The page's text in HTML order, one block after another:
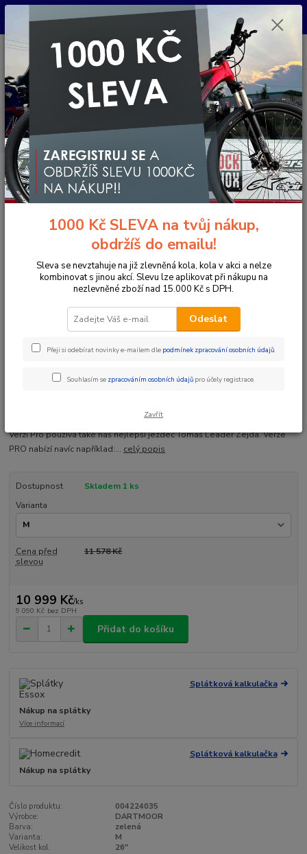
Pro nachystání kola / doplňků na prodejně si prosím zavolejte dopředu.
Menu
CZK
Hledat
+420 733 792 733
PO-PÁ 10:00-17:00 | SO: 9:00-12:00
Úvod Komponenty na kolo Rámy
MTB rámy pevné
DARTMOOR TWO6PLAYER PRO RÁM - GREEN OLIVE
DARTMOOR TWO6PLAYER PRO
RÁM - GREEN OLIVE
v současnosti pravděpodobně nejpopulárnější Alu rám této kategorie.
Verzi Pro používá také náš nejlepší jezdec Tomáš Leader Zejda. Verze
PRO nabízí navíc například:... celý popis
Dostupnost
Skladem 1 ks
Varianta
Cena před
slevou
11 578 Kč
10 999 Kč/ks
9 090 Kč bez DPH
Přidat do košíku
Splátková kalkulačka
Nákup na splátky
Více informací
Splátková kalkulačka
Nákup na splátky
Číslo produktu:
004224035
Výrobce:
DARTMOOR
Barva:
zelená
Varianta:
M
Velikost kol:
26"
1000 Kč SLEVA na tvůj nákup,
obdržíš do emailu!
Sleva se nevztahuje na již zlevněná kola, kola v akci a nelze
kombinovat s jinou akcí. Slevu lze aplikovat při nákupu na
nezlevněné zboží nad 15.000 Kč s DPH.
Odeslat
Přeji si odebírat novinky e-mailem dle podmínek zpracování osobních údajů.
Souhlasím se zpracováním osobních údajů pro účely registrace.
Zavřít